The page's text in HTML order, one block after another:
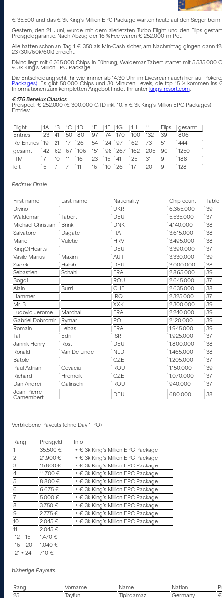
€ 35.500 und das € 3k King’s Million EPC Package warten heute auf den Sieger
Gestern, den 21. Juni, wurde mit dem allerletzten Turbo Flight und den Flips
Preisgeldgarantie. Nach Abzug der 16 % Fee waren € 252.000 im Pot.
Alle hatten schon an Tag 1 € 350 als Min-Cash sicher, am Nachmittag gingen dann
23 (30k/60k/60k) erreicht.
Divino liegt mit 6.365.000 Chips in Führung, Waldemar Tabert startet mit 5.535.000
€ 3k King’s Million EPC Package.
Die Entscheidung seht Ihr wie immer ab 14:30 Uhr im Livesream auch hier auf
Packages). Es gibt 50.000 Chips und 30 Minuten Levels, die top 15 % kommen
Informationen zum kompletten Angebot findet Ihr unter kings-resort.com.
€ 175 Benelux Classics
Preispool: € 252.000 (€ 300.000 GTD inkl. 10. x € 3k King’s Million EPC Packages)
Entries:
Flight 1A 1B 1C 1D 1E 1F 1G 1H 11 Flips
gesamt
Entries
23 41 50 80 97 74 170 100 132 39
806
Re-Entries
19 21 17 26 54 24 97 62 73 51
444
gesamt
42 62 67 106 151 98 267 162 205 90
1250
ITM
7 10 11 16 23 15 41 25 31 9
188
left
5 7 7 11 16 10 26 17 20 9 128
Redraw Finale
First name Last name Nationality Chip count
Table
Divino
UKR 6.365.000
39
Waldemar
Tabert DEU 5.535.000
37
Michael Christian
Brink DNK 4.140.000
38
Salvatore
Dagate ITA 3.615.000
38
Mario
Vuletic HRV 3.495.000
38
KingOfHearts
DEU 3.390.000
37
Vasile Marius
Maxim AUT 3.330.000
39
Sadek
Habib DEU 3.000.000
38
Sebastien
Schahl FRA 2.865.000
39
Bogdi
ROU 2.645.000
37
Alain
Burri CHE 2.635.000
38
Hammer
IRQ 2.325.000
37
Mr. B
XXK 2.300.000
39
Ludovic Jerome
Marchal FRA 2.240.000
39
Gabriel Dobromir
Rymar POL 2.120.000
39
Romain
Lebas FRA 1.945.000
39
Tal
Edri ISR 1.925.000
37
Jannik Henry
Rost DEU 1.800.000
38
Ronald
Van De Linde NLD 1.465.000
38
Batole
CZE 1.205.000
37
Paul Adrian
Covaciu ROU 1.150.000
39
Richard
Hromcik CZE 1.070.000
37
Dan Andrei
Galinschi ROU 940.000
37
Jean-Pierre
Camembert
DEU 680.000 38
Verbliebene Payouts (ohne Day 1 PO)
Rang Preisgeld
Info
1
35.500 €
+ € 3k King’s Million EPC Package
2
21.900 €
+ € 3k King’s Million EPC Package
3
15.800 €
+ € 3k King’s Million EPC Package
4
11.700 €
+ € 3k King’s Million EPC Package
5
8.800 €
+ € 3k King’s Million EPC Package
6
6.675 €
+ € 3k King’s Million EPC Package
7
5.000 €
+ € 3k King’s Million EPC Package
8
3.750 €
+ € 3k King’s Million EPC Package
9
2.775 €
+ € 3k King’s Million EPC Package
10
2.045 €
+ € 3k King’s Million EPC Package
11
2.045 €
12 – 15
1.470 €
16 – 20
1.040 €
21 + 24
710 €
bisherige Payouts:
Rang Vorname Name Nation
25
Tayfun Tipirdamaz Germany
€